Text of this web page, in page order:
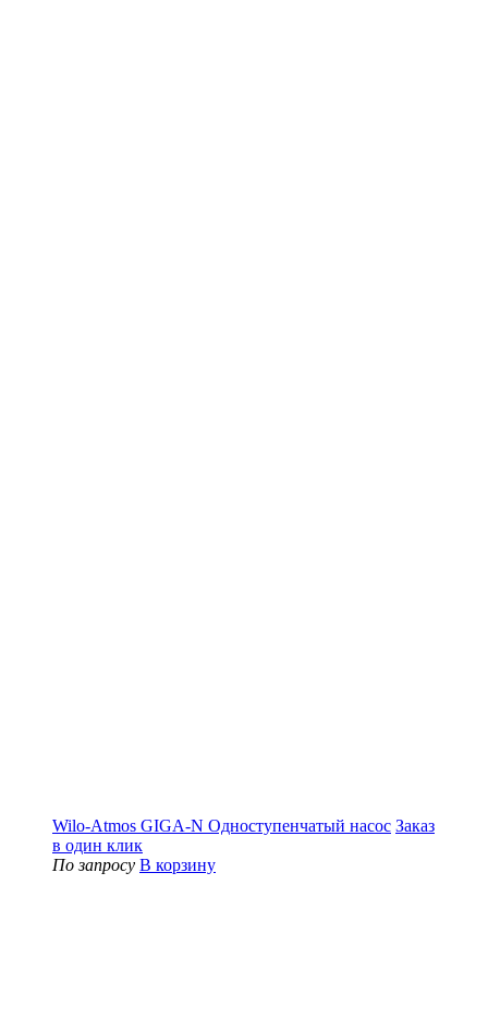
Wilo-Atmos GIGA-N Одноступенчатый насос Заказ
в один клик
По запросу В корзину